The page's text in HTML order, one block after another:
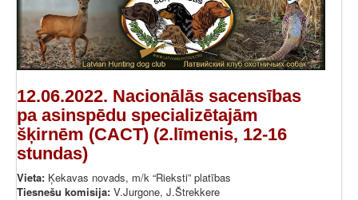
12.06.2022. Nacionālās sacensības
pa asinspēdu specializētajām
šķirnēm (CACT) (2.līmenis, 12-16
stundas)
Vieta: Ķekavas novads, m/k “Rieksti” platības
Tiesnešu komisija: V.Jurgone, J.Štrekkere